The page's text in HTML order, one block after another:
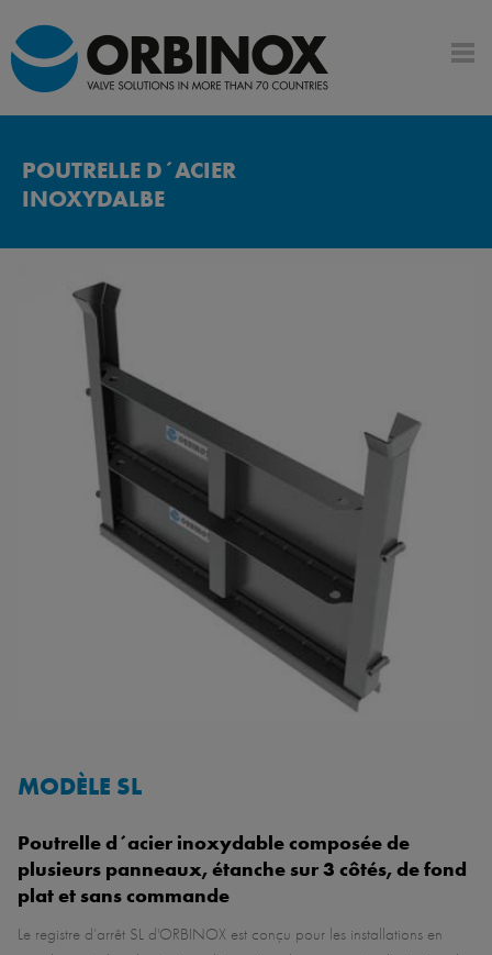
POUTRELLE D´ACIER
INOXYDALBE
MODÈLE SL
Poutrelle d´acier inoxydable composée de
plusieurs panneaux, étanche sur 3 côtés, de fond
plat et sans commande
Le registre d’arrêt SL d'ORBINOX est conçu pour les installations en